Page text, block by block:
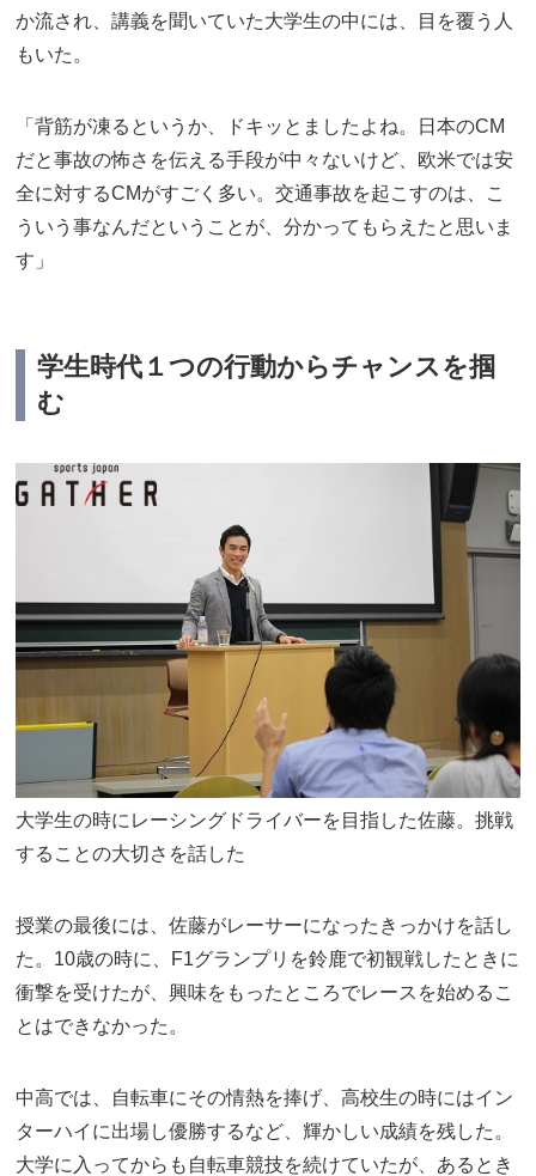
か流され、講義を聞いていた大学生の中には、目を覆う人
もいた。
「背筋が凍るというか、ドキッとましたよね。日本のCM
だと事故の怖さを伝える手段が中々ないけど、欧米では安
全に対するCMがすごく多い。交通事故を起こすのは、こ
ういう事なんだということが、分かってもらえたと思いま
す」
学生時代１つの行動からチャンスを掴
む
大学生の時にレーシングドライバーを目指した佐藤。挑戦
することの大切さを話した
授業の最後には、佐藤がレーサーになったきっかけを話し
た。10歳の時に、F1グランプリを鈴鹿で初観戦したときに
衝撃を受けたが、興味をもったところでレースを始めるこ
とはできなかった。
中高では、自転車にその情熱を捧げ、高校生の時にはイン
ターハイに出場し優勝するなど、輝かしい成績を残した。
大学に入ってからも自転車競技を続けていたが、あるとき